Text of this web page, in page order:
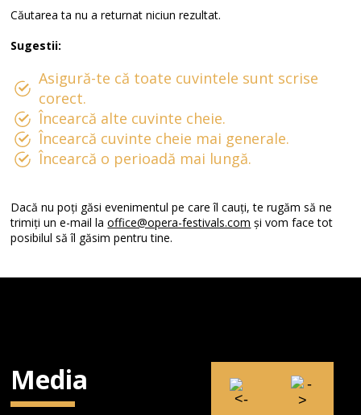
Căutarea ta nu a returnat niciun rezultat.
Sugestii:
Asigură-te că toate cuvintele sunt scrise
corect.
Încearcă alte cuvinte cheie.
Încearcă cuvinte cheie mai generale.
Încearcă o perioadă mai lungă.
Dacă nu poți găsi evenimentul pe care îl cauți, te rugăm să ne
trimiți un e-mail laoffice@opera-festivals.com și vom face tot
posibilul să îl găsim pentru tine.
Media